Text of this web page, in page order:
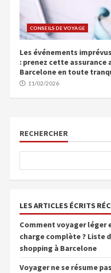
CONSEILS DE VOYAGE
Les événements
: prenez cette assurance
Barcelone en toute
11/02/2026
RECHERCHER
LES ARTICLES ÉCRITS
Comment voyager léger
charge complète ? Liste
shopping à Barcelone
Voyager ne se résume